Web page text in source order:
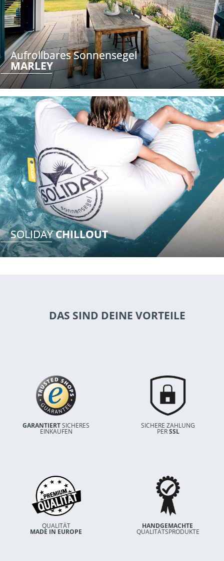
SOLIDAY CHILLOUT
Aufrollbares Sonnensegel
MARLEY
GARANTIERT SICHERES
EINKAUFEN
SICHERE ZAHLUNG
PER SSL
QUALITÄT
MADE IN EUROPE
DAS SIND DEINE VORTEILE
HANDGEMACHTE
QUALITÄTSPRODUKTE